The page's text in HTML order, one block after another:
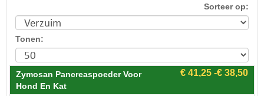
Sorteer op:
Tonen:
Zymosan Pancreaspoeder Voor
Hond En Kat